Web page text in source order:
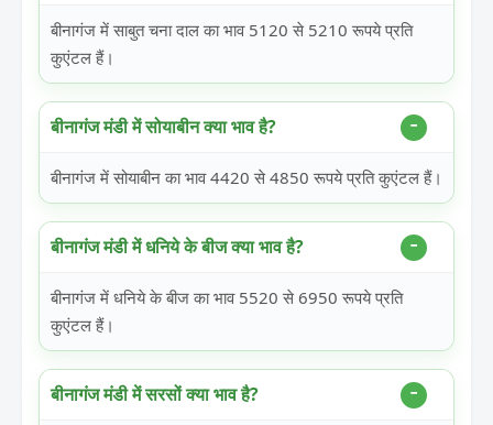
बीनागंज में साबुत चना दाल का भाव 5120 से 5210 रूपये प्रति
कुएंटल हैं।
बीनागंज मंडी में सोयाबीन क्या भाव है?
बीनागंज में सोयाबीन का भाव 4420 से 4850 रूपये प्रति कुएंटल हैं।
बीनागंज मंडी में धनिये के बीज क्या भाव है?
बीनागंज में धनिये के बीज का भाव 5520 से 6950 रूपये प्रति
कुएंटल हैं।
बीनागंज मंडी में सरसों क्या भाव है?